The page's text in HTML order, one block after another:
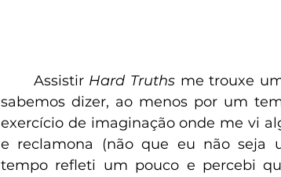
	Assistir
Hard Truths me trouxe
sabemos dizer, ao menos por um
exercício de imaginação onde me vi
e reclamona (não que eu não seja
tempo refleti um pouco e percebi